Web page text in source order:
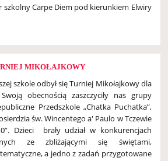
szkolny Carpe Diem pod kierunkiem Elwiry
MIKOŁAJKOWY
szkole odbył się Turniej Mikołajkowy dla
obecnością zaszczyciły nas grupy
Przedszkole „Chatka Puchatka”,
św. Wincentego a' Paulo w Tczewie
Dzieci brały udział w konkurencjach
ze zbliżającymi się świętami,
a jedno z zadań przygotowane